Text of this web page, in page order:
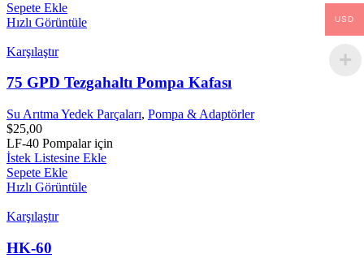
Sepete Ekle
Hızlı Görüntüle
Karşılaştır
75 GPD Tezgahaltı Pompa Kafası
Su Arıtma Yedek Parçaları, Pompa & Adaptörler
$25,00
LF-40 Pompalar için
İstek Listesine Ekle
Sepete Ekle
Hızlı Görüntüle
Karşılaştır
HK-60
USD